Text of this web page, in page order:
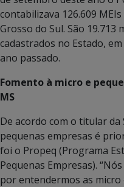
contabilizava 126.609
Grosso do Sul. São
cadastrados no Estado,
ano passado.
Fomento à micro e
MS
De acordo com o titular
pequenas empresas é
foi o Propeq (Programa
Pequenas Empresas).
por entendermos as